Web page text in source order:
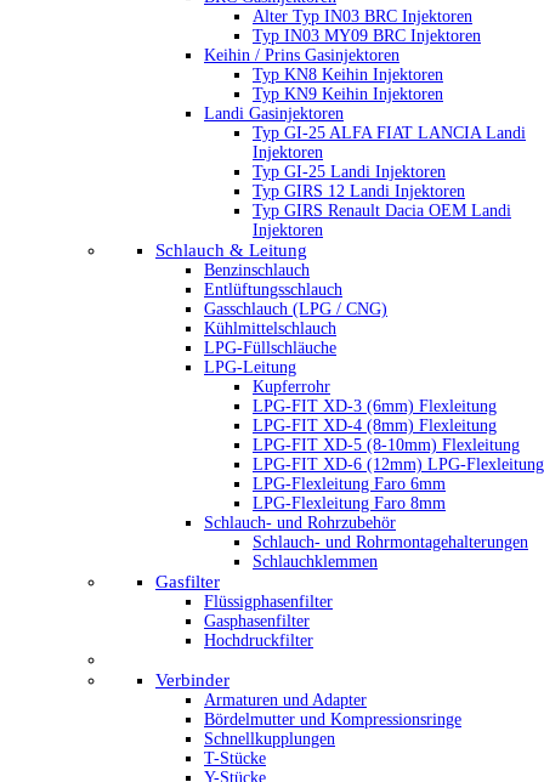
Alter Typ IN03 BRC Injektoren
Typ IN03 MY09 BRC Injektoren
Keihin / Prins Gasinjektoren
Typ KN8 Keihin Injektoren
Typ KN9 Keihin Injektoren
Landi Gasinjektoren
Typ GI-25 ALFA FIAT LANCIA Landi
Injektoren
Typ GI-25 Landi Injektoren
Typ GIRS 12 Landi Injektoren
Typ GIRS Renault Dacia OEM Landi
Injektoren
Schlauch & Leitung
Benzinschlauch
Entlüftungsschlauch
Gasschlauch (LPG / CNG)
Kühlmittelschlauch
LPG-Füllschläuche
LPG-Leitung
Kupferrohr
LPG-FIT XD-3 (6mm) Flexleitung
LPG-FIT XD-4 (8mm) Flexleitung
LPG-FIT XD-5 (8-10mm) Flexleitung
LPG-FIT XD-6 (12mm) LPG-Flexleitung
LPG-Flexleitung Faro 6mm
LPG-Flexleitung Faro 8mm
Schlauch- und Rohrzubehör
Schlauch- und Rohrmontagehalterungen
Schlauchklemmen
Gasfilter
Flüssigphasenfilter
Gasphasenfilter
Hochdruckfilter
Verbinder
Armaturen und Adapter
Bördelmutter und Kompressionsringe
Schnellkupplungen
T-Stücke
Y-Stücke